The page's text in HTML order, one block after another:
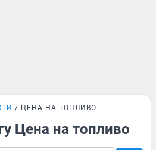
ЦЕНА НА ТОПЛИВО
Цена на топливо